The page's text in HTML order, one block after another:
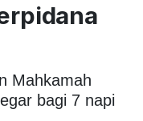
Mahkamah
bagi 7 napi